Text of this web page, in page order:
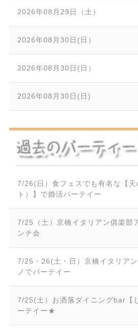
2026年08月29日（土）
2026年08月30日(日）
2026年08月30日(日）
2026年08月30日(日)
7/26(日）食フェスでも有名な【
ト）】で婚活パーテイー
7/25（土）京橋イタリアン俱楽部
ンチ会
7/25・26(土・日）京橋イタリア
ノでパーテイー
7/25(土）お洒落ダイニングbar【
ーテイー★